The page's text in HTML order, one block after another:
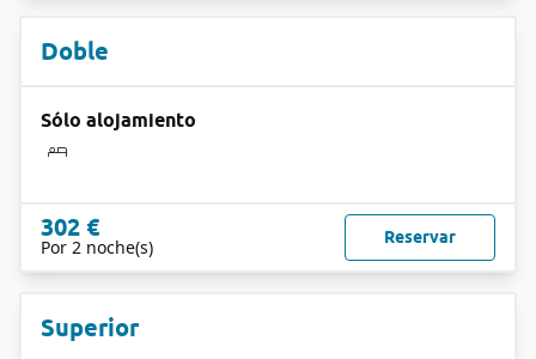
Doble
Sólo alojamiento
302 €
Por 2 noche(s) Reservar
Superior